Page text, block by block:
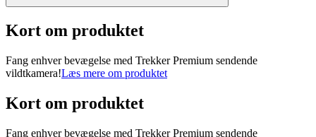
Kort om produktet
Fang enhver bevægelse med Trekker Premium sendende
vildtkamera!Læs mere om produktet
Kort om produktet
Fang enhver bevægelse med Trekker Premium sendende